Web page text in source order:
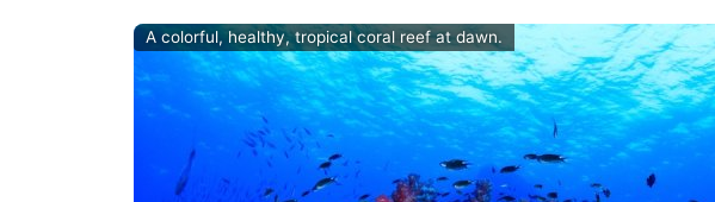
A colorful, healthy, tropical coral reef at dawn.